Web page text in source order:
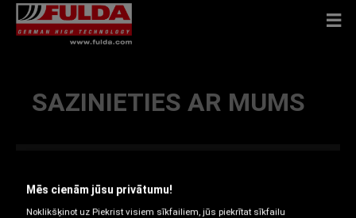
SAZINIETIES AR MUMS
GOODYEAR BALTIC OÜ
Mēs cienām jūsu privātumu!
Noklikšķinot uz Piekrist visiem sīkfailiem, jūs piekrītat sīkfailu